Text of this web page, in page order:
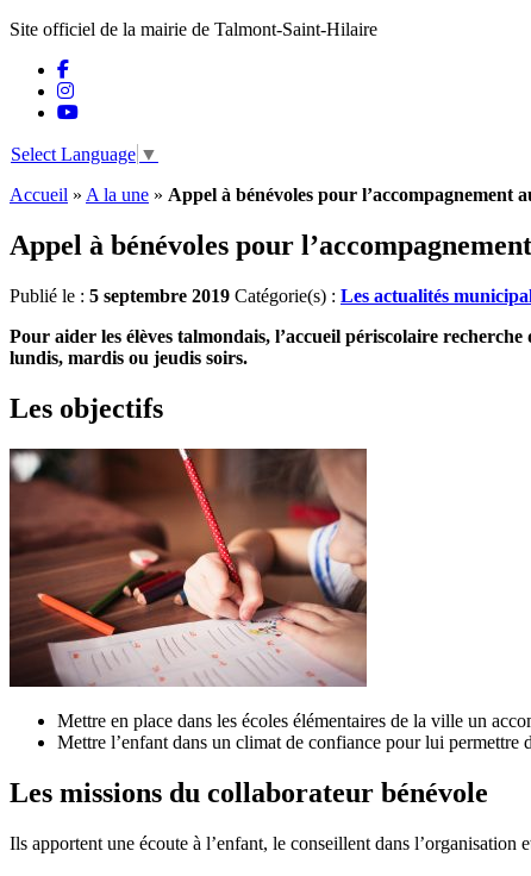
Site officiel de la mairie de Talmont-Saint-Hilaire
Select Language ▼
Accueil » A la une » Appel à bénévoles pour l’accompagnement
Appel à bénévoles pour
Publié le : 5 septembre 2019 Catégorie(s) : Les actualités
Pour aider les élèves talmondais, l’accueil périscolaire
lundis, mardis ou jeudis soirs.
Les objectifs
Mettre en place dans les écoles élémentaires de la ville un
Mettre l’enfant dans un climat de confiance pour lui permettre
Les missions du collaborateur bénévole
Ils apportent une écoute à l’enfant, le conseillent dans